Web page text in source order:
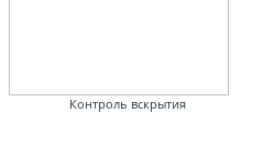
Контроль вскрытия